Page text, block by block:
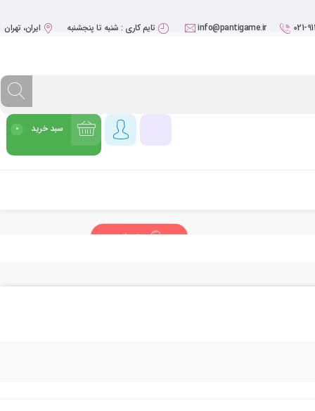
021-
info@pantigame.ir تایم کاری : شنبه تا پنجشنبه ایران، تهران
سبد خرید 0
پشتیبانی